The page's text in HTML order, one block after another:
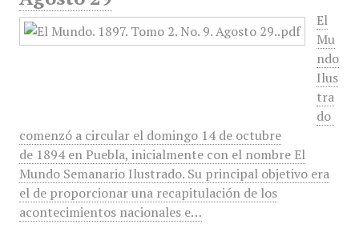
El
Mu
ndo
Ilus
tra
do
comenzó a circular el domingo 14 de octubre
de 1894 en Puebla, inicialmente con el nombre El
Mundo Semanario Ilustrado. Su principal objetivo era
el de proporcionar una recapitulación de los
acontecimientos nacionales e…